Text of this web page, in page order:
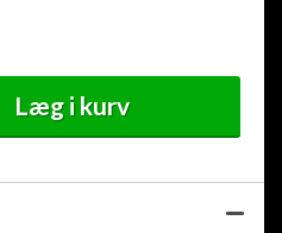
Læg i kurv